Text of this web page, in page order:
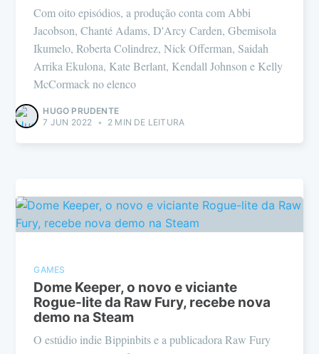
Com oito episódios, a produção conta com Abbi
Jacobson, Chanté Adams, D'Arcy Carden, Gbemisola
Ikumelo, Roberta Colindrez, Nick Offerman, Saidah
Arrika Ekulona, Kate Berlant, Kendall Johnson e Kelly
McCormack no elenco
HUGO PRUDENTE
7 JUN 2022
• 2 MIN DE LEITURA
GAMES
Dome Keeper, o novo e viciante
Rogue-lite da Raw Fury, recebe nova
demo na Steam
O estúdio indie Bippinbits e a publicadora Raw Fury